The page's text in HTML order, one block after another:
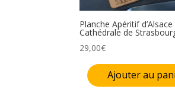
Planche Apéritif
Cathédrale de
29,00€
Ajouter au